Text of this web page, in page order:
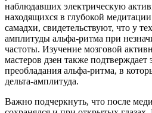
наблюдавших электрическую
находящихся в глубокой
самадхи, свидетельствуют, что у
амплитуды альфа-ритма при
частоты. Изучение мозговой
мастеров дзен также подтверждает
преобладания альфа-ритма, в
дельта-амплитуда.
Важно подчеркнуть, что после